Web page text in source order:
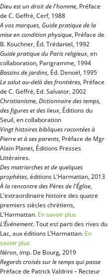
Dieu est un droit de l'homme, Préface
de C. Geffré, Cerf, 1988
A vos marques, Guide pratique de la
mise en condition physique, Préface de
B. Kouchner, Éd. Trédaniel, 1992
Guide pratique du Paris religieux, en
collaboration, Parigramme, 1994
Bassins de jardins, Éd. Denoël, 1995
Le salut au-delà des frontières, Préface
de C. Geffré, Ed. Salvator, 2002
Christianisme, Dictionnaire des temps,
des figures et des lieux, Éditions du
Seuil, en collaboration
Vingt histoires bibliques racontées à
Pierre et à ses parents, Préface de Mgr
Alain Planet, Éditions Presses
Littéraires.
Des matriarches et de quelques
prophètes, éditions L'Harmattan, 2013
À la rencontre des Pères de l'Église,
L'extraordinaire histoire des quatre
premiers siècles chrétiens,
L'Harmattan. En savoir plus
L’Événement. Tout est parti des rives du
Lac, aux éditions L’Harmattan. En
savoir plus
Néron, imp. De Bourg, 2019
Regards croisés sur le temps qui passe
Préface de Patrick Valdrini – Recteur